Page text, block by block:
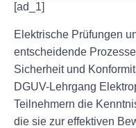
[ad_1]
Elektrische Prüfungen
entscheidende
Sicherheit und
DGUV-Lehrgang
Teilnehmern die
die sie zur effektiven